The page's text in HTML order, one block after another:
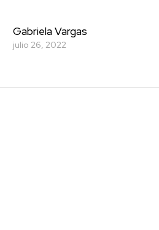
Gabriela Vargas
julio 26, 2022